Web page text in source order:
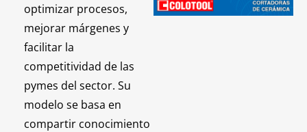
optimizar procesos,
mejorar márgenes y
facilitar la
competitividad de las
pymes del sector. Su
modelo se basa en
compartir conocimiento